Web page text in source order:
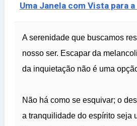
Uma Janela com Vista para a
A serenidade que buscamos
nosso ser. Escapar da
da inquietação não é uma
Não há como se esquivar; o
a tranquilidade do espírito seja